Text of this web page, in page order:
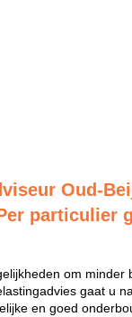
Oud-
particulier
om minder
gaat u
en goed